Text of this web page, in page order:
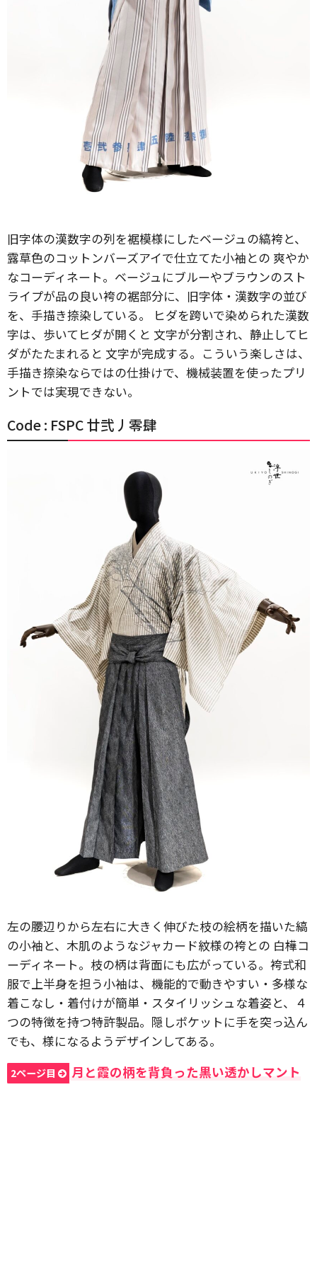
旧字体の漢数字の列を裾模様にしたベージュの縞袴と、
露草色のコットンバーズアイで仕立てた小袖との 爽やか
なコーディネート。ベージュにブルーやブラウンのスト
ライプが品の良い袴の裾部分に、旧字体・漢数字の並び
を、手描き捺染している。 ヒダを跨いで染められた漢数
字は、歩いてヒダが開くと 文字が分割され、静止してヒ
ダがたたまれると 文字が完成する。こういう楽しさは、
手描き捺染ならではの仕掛けで、機械装置を使ったプリ
ントでは実現できない。
Code : FSPC 廿弐丿零肆
左の腰辺りから左右に大きく伸びた枝の絵柄を描いた縞
の小袖と、木肌のようなジャカード紋様の袴との 白樺コ
ーディネート。枝の柄は背面にも広がっている。袴式和
服で上半身を担う小袖は、機能的で動きやすい・多様な
着こなし・着付けが簡単・スタイリッシュな着姿と、４
つの特徴を持つ特許製品。隠しポケットに手を突っ込ん
でも、様になるようデザインしてある。
2ページ目 月と霞の柄を背負った黒い透かしマント